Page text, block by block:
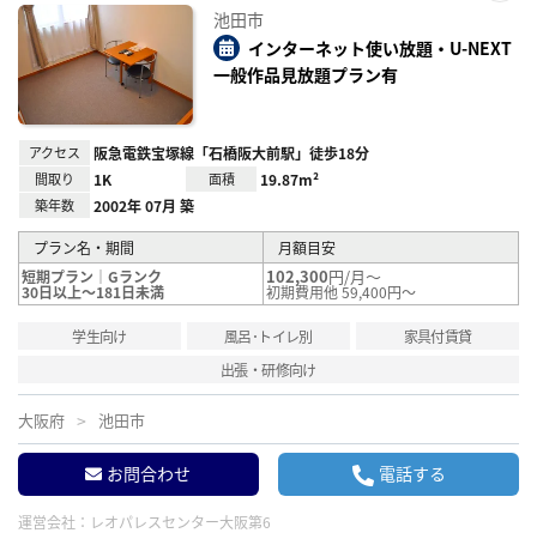
り登
録
池田市
インターネット使い放題・U-NEXT
一般作品見放題プラン有
アクセス 阪急電鉄宝塚線「石橋阪大前駅」徒歩18分
間取り 1K 面積 19.87m²
築年数 2002年 07月 築
プラン名・期間
月額目安
短期プラン｜Gランク
30日以上～181日未満
102,300円/月～
初期費用他 59,400円～
学生向け 風呂･トイレ別
家具付賃貸
出張・研修向け
大阪府 池田市
お問合わせ 電話する
運営会社： レオパレスセンター大阪第6